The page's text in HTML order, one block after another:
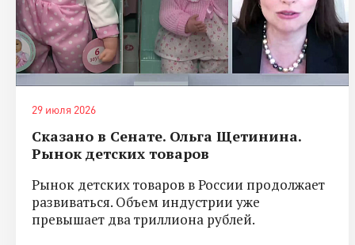
29 июля 2026
Сказано в Сенате. Ольга Щетинина.
Рынок детских товаров
Рынок детских товаров в России продолжает
развиваться. Объем индустрии уже
превышает два триллиона рублей.